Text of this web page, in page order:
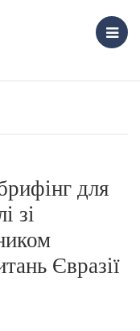
для
зі
Євразії